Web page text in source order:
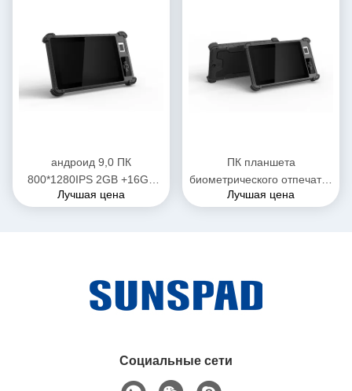
андроид 9,0 ПК
800*1280IPS 2GB +16GB
8000mAh 2.0MP 8.0MP
Лучшая цена
ПК планшета
биометрического отпечатка
пальцев андроида 8inch
Лучшая цена
Социальные сети